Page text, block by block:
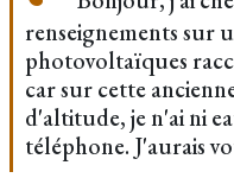
renseignements sur
photovoltaïques
car sur cette
d'altitude, je n'ai ni
téléphone. J'aurais